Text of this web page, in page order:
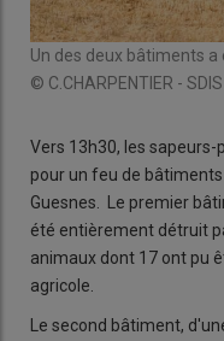
Un des deux bâtiments
© C.CHARPENTIER -
Vers 13h30, les
pour un feu de
Guesnes. Le premier
été entièrement détruit
animaux dont 17 ont pu
agricole.
Le second bâtiment,